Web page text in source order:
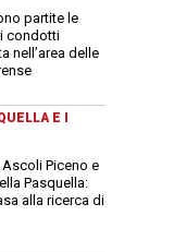
partite le
condotti
nell’area delle
E I
Piceno e
Pasquella:
alla ricerca di